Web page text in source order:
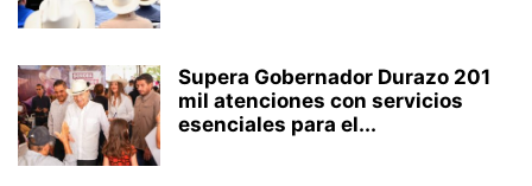
Supera Gobernador Durazo 201
mil atenciones con servicios
esenciales para el...